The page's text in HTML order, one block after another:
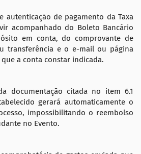
autenticação de pagamento da Taxa
acompanhado do Boleto Bancário
em conta, do comprovante de
transferência e o e-mail ou página
a conta constar indicada.
documentação citada no item 6.1
gerará automaticamente o
impossibilitando o reembolso
no Evento.